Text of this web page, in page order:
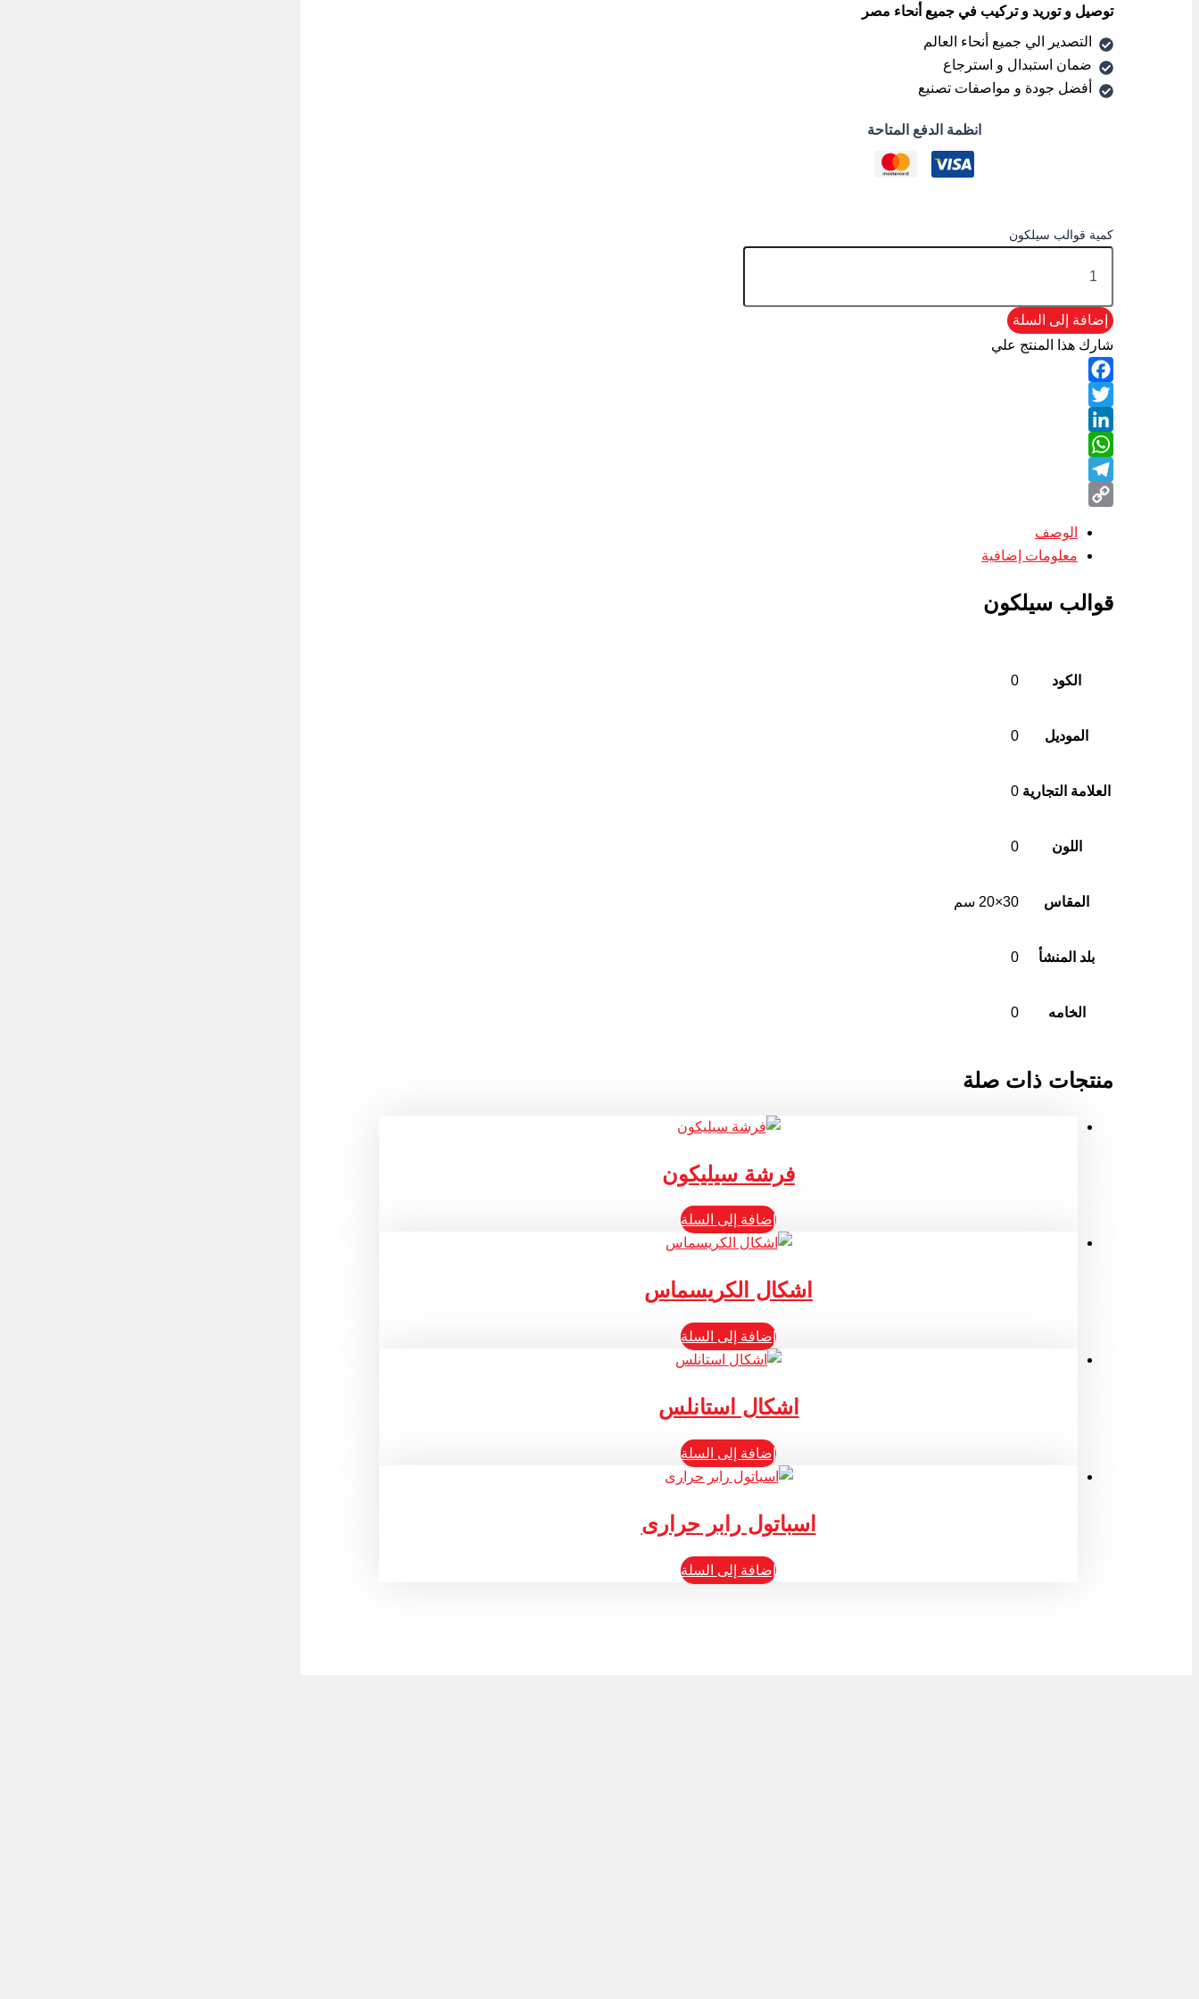
توصيل و توريد و تركيب في جميع أنحاء مصر
التصدير الي جميع أنحاء العالم
ضمان استبدال و استرجاع
أفضل جودة و مواصفات تصنيع
انظمة الدفع المتاحة
كمية قوالب سيلكون
إضافة إلى السلة
شارك هذا المنتج علي
Facebook
Twitter
LinkedIn
WhatsApp
Telegram
الوصف
معلومات إضافية
قوالب سيلكون
الكود 0
الموديل 0
العلامة التجارية 0
اللون 0
المقاس 30×20 سم
بلد المنشأ 0
الخامه 0
منتجات ذات صلة
فرشة سيليكون
إضافة إلى السلة
اشكال الكريسماس
إضافة إلى السلة
اشكال استانلس
إضافة إلى السلة
اسباتول رابر حرارى
إضافة إلى السلة